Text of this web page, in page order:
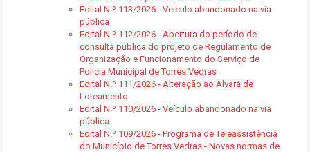
Edital N.º 113/2026 - Veículo abandonado na via
pública
Edital N.º 112/2026 - Abertura do período de
consulta pública do projeto de Regulamento de
Organização e Funcionamento do Serviço de
Polícia Municipal de Torres Vedras
Edital N.º 111/2026 - Alteração ao Alvará de
Loteamento
Edital N.º 110/2026 - Veículo abandonado na via
pública
Edital N.º 109/2026 - Programa de Teleassistência
do Município de Torres Vedras - Novas normas de